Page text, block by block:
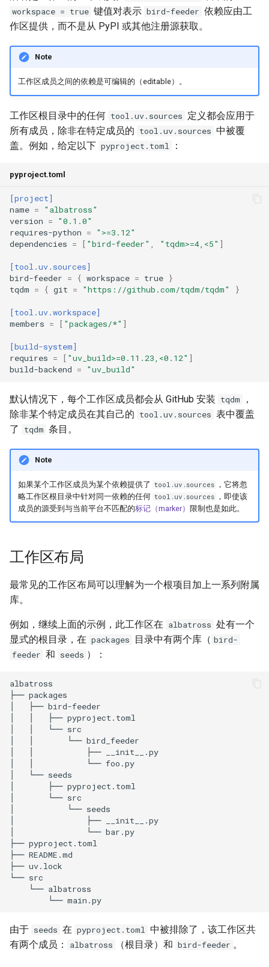
workspace = true 键值对表示 bird-feeder 依赖应由工
作区提供，而不是从 PyPI 或其他注册源获取。
Note
工作区成员之间的依赖是可编辑的（editable）。
工作区根目录中的任何 tool.uv.sources 定义都会应用于
所有成员，除非在特定成员的 tool.uv.sources 中被覆
盖。例如，给定以下 pyproject.toml ：
pyproject.toml
[project]
name =
"albatross"
version =
"0.1.0"
requires-python =
">=3.12"
dependencies = [ "bird-feeder" , "tqdm>=4,<5" ]
[tool.uv.sources]
bird-feeder = { workspace = true }
tqdm = { git = "https://github.com/tqdm/tqdm" }
[tool.uv.workspace]
members = [ "packages/*" ]
[build-system]
requires = [ "uv_build>=0.11.23,<0.12" ]
build-backend = "uv_build"
默认情况下，每个工作区成员都会从 GitHub 安装 tqdm
，
除非某个特定成员在其自己的 tool.uv.sources 表中覆盖
了
tqdm 条目。
Note
如果某个工作区成员为某个依赖提供了 tool.uv.sources
，它将忽
略工作区根目录中针对同一依赖的任何 tool.uv.sources
，即使该
成员的源受到与当前平台不匹配的标记（marker） 限制也是如此。
工作区布局
最常见的工作区布局可以理解为一个根项目加上一系列附属
库。
例如，继续上面的示例，此工作区在 albatross 处有一个
显式的根目录，在 packages 目录中有两个库（ bird-
feeder 和 seeds ）：
由于 seeds 在 pyproject.toml 中被排除了，该工作区共
有两个成员：
albatross （根目录）和 bird-feeder 。